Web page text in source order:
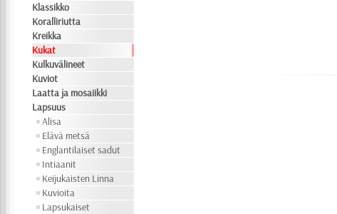
Klassikko
Koralliriutta
Kreikka
Kukat
Kulkuvälineet
Kuviot
Laatta ja mosaiikki
Lapsuus
Alisa
Elävä metsä
Englantilaiset sadut
Intiaanit
Keijukaisten Linna
Kuvioita
Lapsukaiset